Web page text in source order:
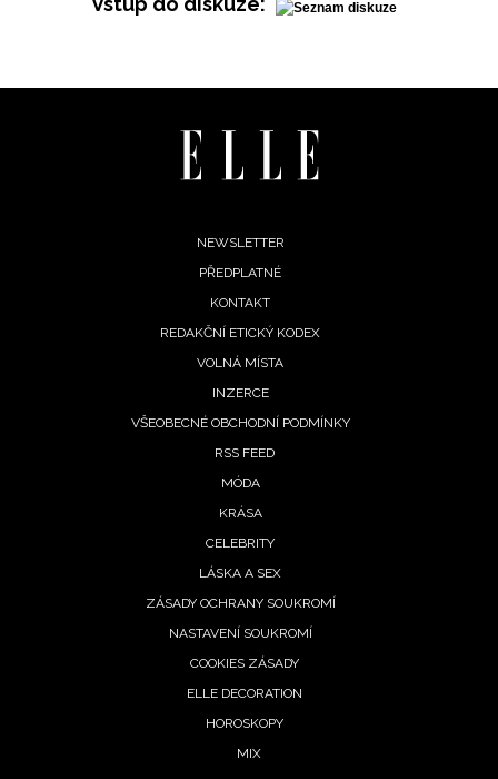
NEWSLETTER
PŘEDPLATNÉ
KONTAKT
REDAKČNÍ ETICKÝ KODEX
VOLNÁ MÍSTA
INZERCE
VŠEOBECNÉ OBCHODNÍ PODMÍNKY
RSS FEED
MÓDA
KRÁSA
CELEBRITY
LÁSKA A SEX
ZÁSADY OCHRANY SOUKROMÍ
NASTAVENÍ SOUKROMÍ
COOKIES ZÁSADY
ELLE DECORATION
HOROSKOPY
MIX